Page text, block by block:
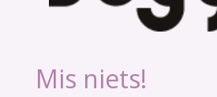
Mis niets!